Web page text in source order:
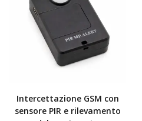
Intercettazione GSM con
sensore PIR e rilevamento